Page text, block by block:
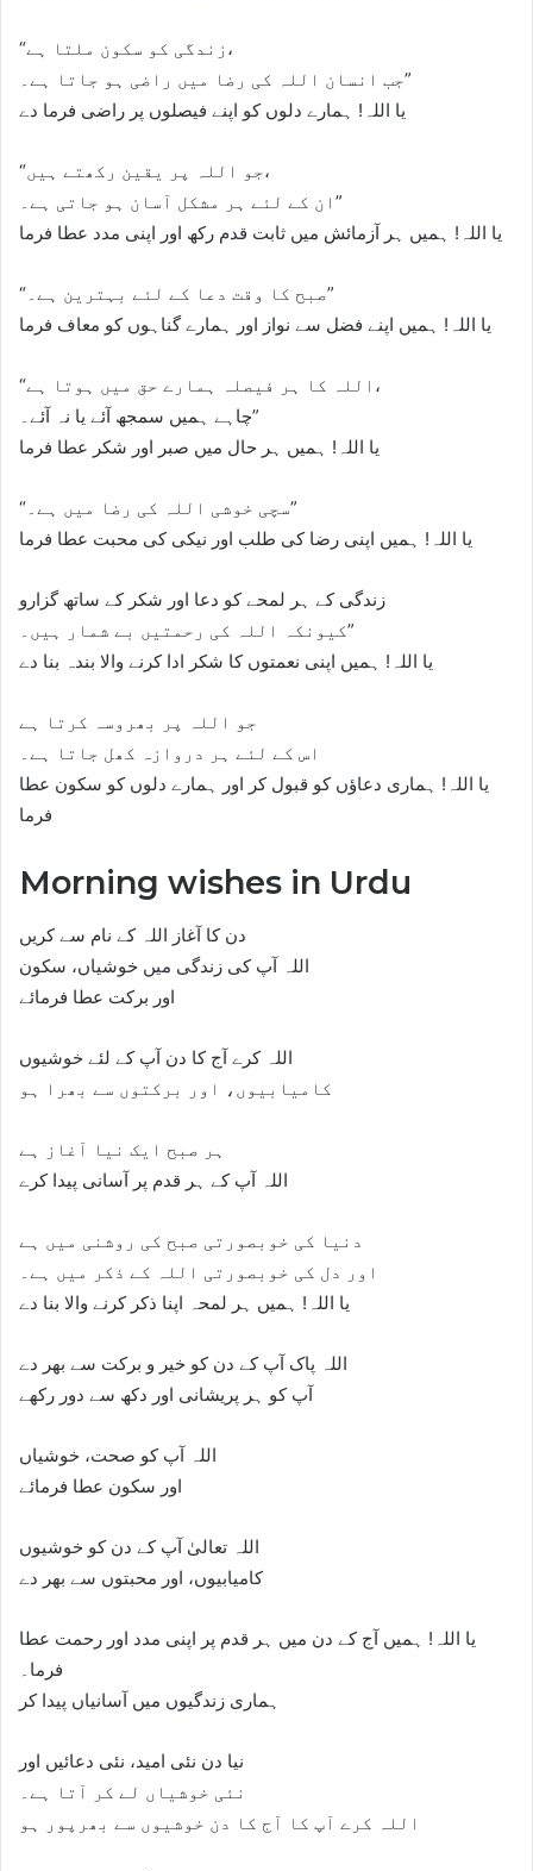
“زندگی کو سکون ملتا ہے،
جب انسان اللہ کی رضا میں راضی ہو جاتا ہے۔”
یا اللہ! ہمارے دلوں کو اپنے فیصلوں پر راضی فرما دے
“جو اللہ پر یقین رکھتے ہیں،
ان کے لئے ہر مشکل آسان ہو جاتی ہے۔”
یا اللہ! ہمیں ہر آزمائش میں ثابت قدم رکھ اور اپنی مدد عطا فرما
“صبح کا وقت دعا کے لئے بہترین ہے۔”
یا اللہ! ہمیں اپنے فضل سے نواز اور ہمارے گناہوں کو معاف فرما
“اللہ کا ہر فیصلہ ہمارے حق میں ہوتا ہے،
چاہے ہمیں سمجھ آئے یا نہ آئے۔”
یا اللہ! ہمیں ہر حال میں صبر اور شکر عطا فرما
“سچی خوشی اللہ کی رضا میں ہے۔”
یا اللہ! ہمیں اپنی رضا کی طلب اور نیکی کی محبت عطا فرما
زندگی کے ہر لمحے کو دعا اور شکر کے ساتھ گزارو
کیونکہ اللہ کی رحمتیں بے شمار ہیں۔”
یا اللہ! ہمیں اپنی نعمتوں کا شکر ادا کرنے والا بندہ بنا دے
جو اللہ پر بھروسہ کرتا ہے
اس کے لئے ہر دروازہ کھل جاتا ہے۔
یا اللہ! ہماری دعاؤں کو قبول کر اور ہمارے دلوں کو سکون عطا
فرما
Morning wishes in Urdu
دن کا آغاز اللہ کے نام سے کریں
اللہ آپ کی زندگی میں خوشیاں، سکون
اور برکت عطا فرمائے
اللہ کرے آج کا دن آپ کے لئے خوشیوں
کامیابیوں، اور برکتوں سے بھرا ہو
ہر صبح ایک نیا آغاز ہے
اللہ آپ کے ہر قدم پر آسانی پیدا کرے
دنیا کی خوبصورتی صبح کی روشنی میں ہے
اور دل کی خوبصورتی اللہ کے ذکر میں ہے۔
یا اللہ! ہمیں ہر لمحہ اپنا ذکر کرنے والا بنا دے
اللہ پاک آپ کے دن کو خیر و برکت سے بھر دے
آپ کو ہر پریشانی اور دکھ سے دور رکھے
اللہ آپ کو صحت، خوشیاں
اور سکون عطا فرمائے
اللہ تعالیٰ آپ کے دن کو خوشیوں
کامیابیوں، اور محبتوں سے بھر دے
یا اللہ! ہمیں آج کے دن میں ہر قدم پر اپنی مدد اور رحمت عطا
فرما۔
ہماری زندگیوں میں آسانیاں پیدا کر
نیا دن نئی امید، نئی دعائیں اور
نئی خوشیاں لے کر آتا ہے۔
اللہ کرے آپ کا آج کا دن خوشیوں سے بھرپور ہو